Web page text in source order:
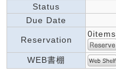
Status
Due Date
Reservation
0items
WEB書棚